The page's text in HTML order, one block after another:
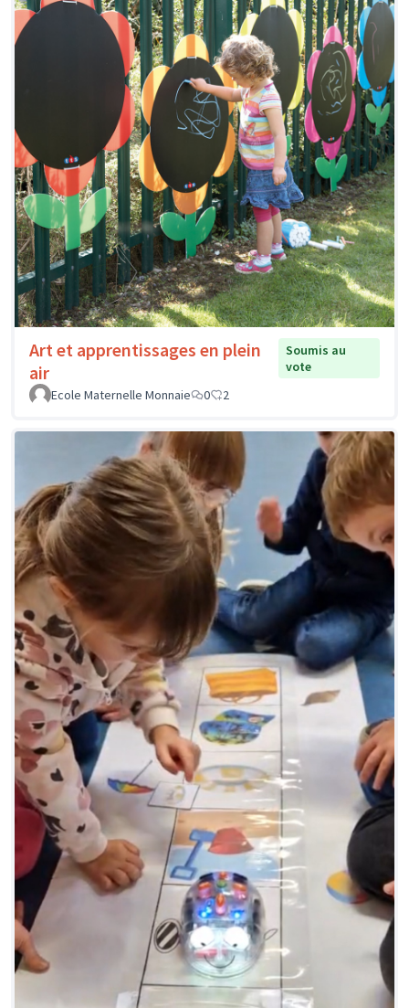
Art et apprentissages en plein
air
Soumis au
vote
Ecole Maternelle Monnaie
0 2